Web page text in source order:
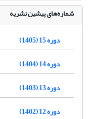
شماره‌های پیشین نشریه
دوره 15 (1405)
دوره 14 (1404)
دوره 13 (1403)
دوره 12 (1402)